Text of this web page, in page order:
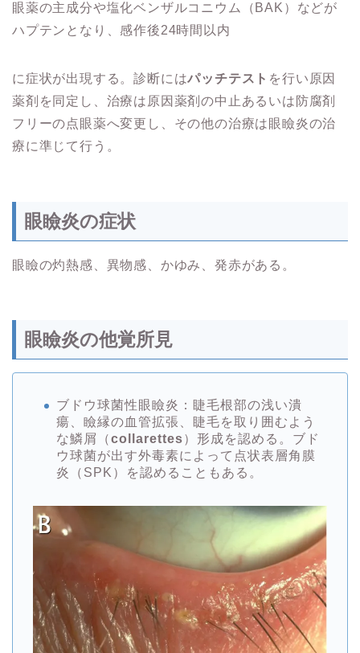
眼薬の主成分や塩化ベンザルコニウム（BAK）などが
ハプテンとなり、感作後24時間以内
に症状が出現する。診断にはパッチテスト を行い原因
薬剤を同定し、治療は原因薬剤の中止あるいは防腐剤
フリーの点眼薬へ変更し、その他の治療は眼瞼炎の治
療に準じて行う。
眼瞼炎の症状
眼瞼の灼熱感、異物感、かゆみ、発赤がある。
眼瞼炎の他覚所見
ブドウ球菌性眼瞼炎：睫毛根部の浅い潰
瘍、瞼縁の血管拡張、睫毛を取り囲むよう
な鱗屑（collarettes）形成を認める。ブド
ウ球菌が出す外毒素によって点状表層角膜
炎（SPK）を認めることもある。